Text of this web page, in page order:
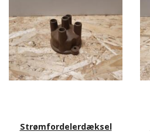
Strømfordelerdæksel